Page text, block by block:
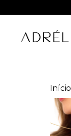
Início